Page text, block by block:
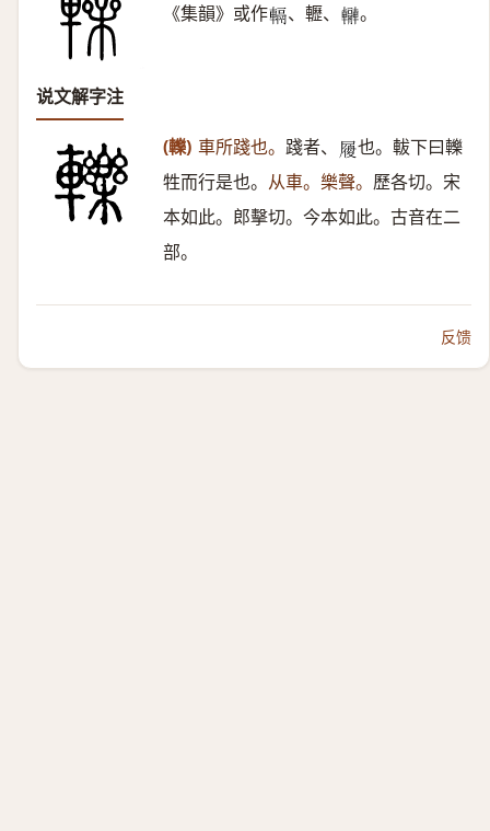
《集韻》或作𨍮 、轣、 𨏬 。
说文解字注
(轢) 車所踐也。 踐者、 𡳐 也。軷下曰轢
牲而行是也。 从車。樂聲。 歷各切。宋
本如此。郎擊切。今本如此。古音在二
部。
反馈